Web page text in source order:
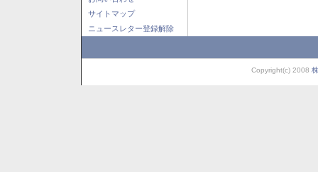
サイトマップ
ニュースレター登録解除
Copyright(c) 2008